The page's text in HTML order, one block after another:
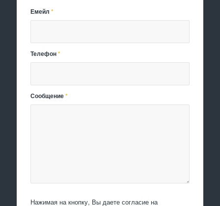
Емейл*
Телефон*
Сообщение*
Нажимая на кнопку, Вы даете согласие на